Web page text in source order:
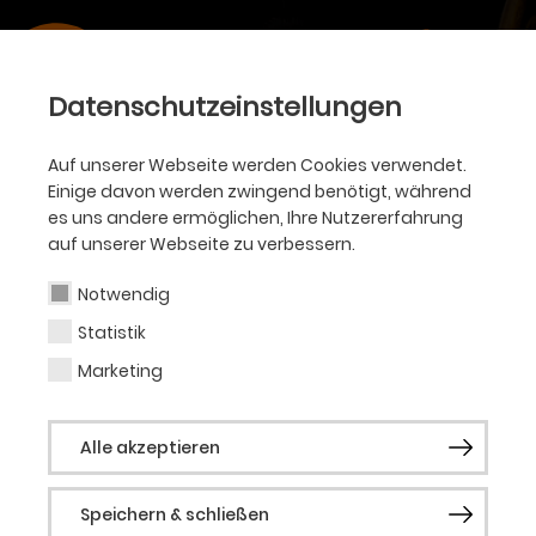
Datenschutzeinstellungen
Auf unserer Webseite werden Cookies verwendet.
Einige davon werden zwingend benötigt, während
es uns andere ermöglichen, Ihre Nutzererfahrung
auf unserer Webseite zu verbessern.
Notwendig
Statistik
Marketing
Alle akzeptieren
Speichern & schließen